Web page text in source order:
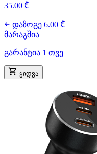
35.00 ₾
დაზოგე 6.00 ₾
მარაგშია
გარანტია 1 თვე
ყიდვა